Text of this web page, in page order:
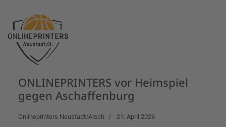
ONLINEPRINTERS vor Heimspiel
gegen Aschaffenburg
Onlineprinters Neustadt/Aisch 21. April 2026